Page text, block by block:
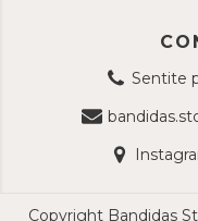
Sentite
Copyright Bandidas